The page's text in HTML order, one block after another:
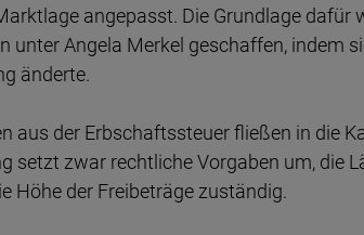
angepasst. Die Grund­lage dafür
unter Angela Merkel ge­schaf­fen, in­dem
änderte.
aus der Erb­schafts­steuer fließen in die
setzt zwar recht­liche Vor­gaben um, die
Höhe der Frei­be­träge zuständig.